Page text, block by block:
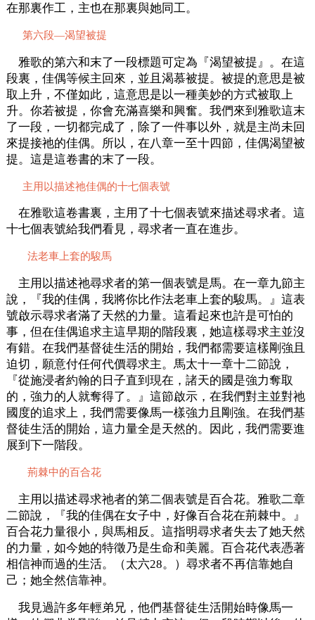
在那裏作工，主也在那裏與她同工。
第六段—渴望被提
雅歌的第六和末了一段標題可定為『渴望被提』。在這
段裏，佳偶等候主回來，並且渴慕被提。被提的意思是被
取上升，不僅如此，這意思是以一種美妙的方式被取上
升。你若被提，你會充滿喜樂和興奮。我們來到雅歌這末
了一段，一切都完成了，除了一件事以外，就是主尚未回
來提接祂的佳偶。所以，在八章一至十四節，佳偶渴望被
提。這是這卷書的末了一段。
主用以描述祂佳偶的十七個表號
在雅歌這卷書裏，主用了十七個表號來描述尋求者。這
十七個表號給我們看見，尋求者一直在進步。
法老車上套的駿馬
主用以描述祂尋求者的第一個表號是馬。在一章九節主
說，『我的佳偶，我將你比作法老車上套的駿馬。』這表
號啟示尋求者滿了天然的力量。這看起來也許是可怕的
事，但在佳偶追求主這早期的階段裏，她這樣尋求主並沒
有錯。在我們基督徒生活的開始，我們都需要這樣剛強且
迫切，願意付任何代價尋求主。馬太十一章十二節說，
『從施浸者約翰的日子直到現在，諸天的國是強力奪取
的，強力的人就奪得了。』這節啟示，在我們對主並對祂
國度的追求上，我們需要像馬一樣強力且剛強。在我們基
督徒生活的開始，這力量全是天然的。因此，我們需要進
展到下一階段。
荊棘中的百合花
主用以描述尋求祂者的第二個表號是百合花。雅歌二章
二節說，『我的佳偶在女子中，好像百合花在荊棘中。』
百合花力量很小，與馬相反。這指明尋求者失去了她天然
的力量，如今她的特徵乃是生命和美麗。百合花代表憑著
相信神而過的生活。（太六28。）尋求者不再信靠她自
己；她全然信靠神。
我見過許多年輕弟兄，他們基督徒生活開始時像馬一